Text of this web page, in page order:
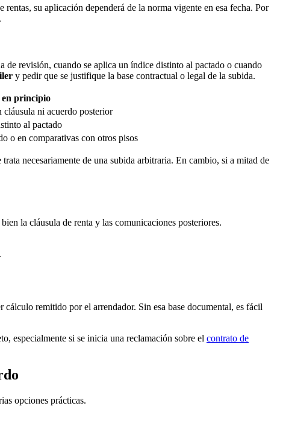
rentas, su aplicación dependerá de la norma vigente en esa fecha. Por
revisión, cuando se aplica un índice distinto al pactado o cuando
y pedir que se justifique la base contractual o legal de la subida.
en principio
ni acuerdo posterior
al pactado
o en comparativas con otros pisos
necesariamente de una subida arbitraria. En cambio, si a mitad de
la cláusula de renta y las comunicaciones posteriores.
remitido por el arrendador. Sin esa base documental, es fácil
especialmente si se inicia una reclamación sobre el contrato de
opciones prácticas.